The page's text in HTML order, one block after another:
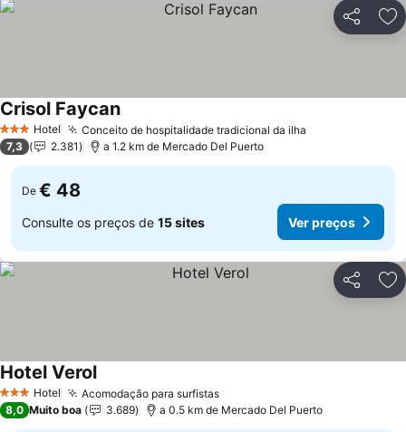
Partilhar
3 EstrelasHotel Conceito de hospitalidade tradicional da ilha
Crisol Faycan
7,3 2.381 a 1.2 km de Mercado Del Puerto
De € 48
Consulte os preços de 15 sites Ver preços
Partilhar
3 EstrelasHotel Acomodação para surfistas
Hotel Verol
8,0 Muito boa 3.689 a 0.5 km de Mercado Del Puerto